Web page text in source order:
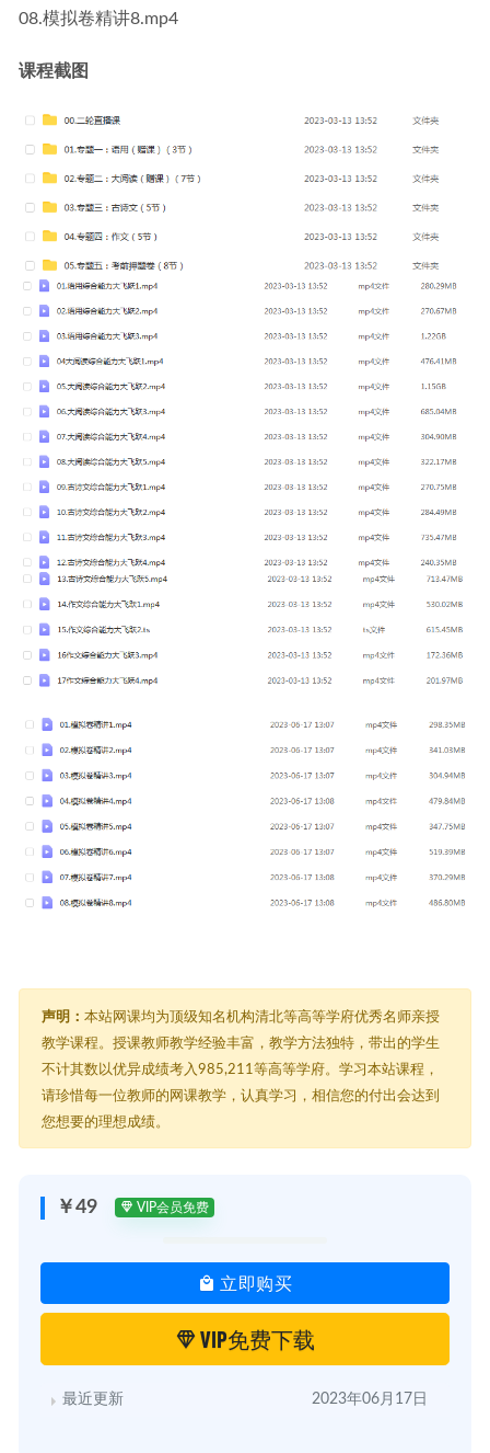
08.模拟卷精讲8.mp4
课程截图
声明： 本站网课均为顶级知名机构清北等高等学府优秀名师亲授
教学课程。授课教师教学经验丰富，教学方法独特，带出的学生
不计其数以优异成绩考入985,211等高等学府。学习本站课程，
请珍惜每一位教师的网课教学，认真学习，相信您的付出会达到
您想要的理想成绩。
￥49 VIP会员免费
立即购买
VIP免费下载
最近更新 2023年06月17日